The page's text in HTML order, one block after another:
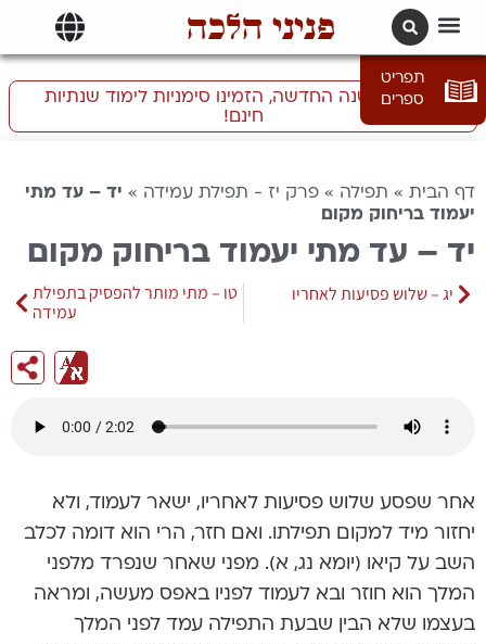
פניני הלכה
תפריט
ספרים
התכוננו לשנה החדשה, הזמינו סימניות לימוד שנתיות
חינם!
דף הבית » תפילה » פרק יז - תפילת עמידה » יד – עד מתי
יעמוד בריחוק מקום
יד – עד מתי יעמוד בריחוק מקום
יג – שלוש פסיעות לאחריו
טו – מתי מותר להפסיק בתפילת
עמידה
אחר שפסע שלוש פסיעות לאחריו, ישאר לעמוד, ולא
יחזור מיד למקום תפילתו. ואם חזר, הרי הוא דומה לכלב
השב על קיאו (יומא נג, א). מפני שאחר שנפרד מלפני
המלך הוא חוזר ובא לעמוד לפניו באפס מעשה, ומראה
בעצמו שלא הבין שבעת התפילה עמד לפני המלך